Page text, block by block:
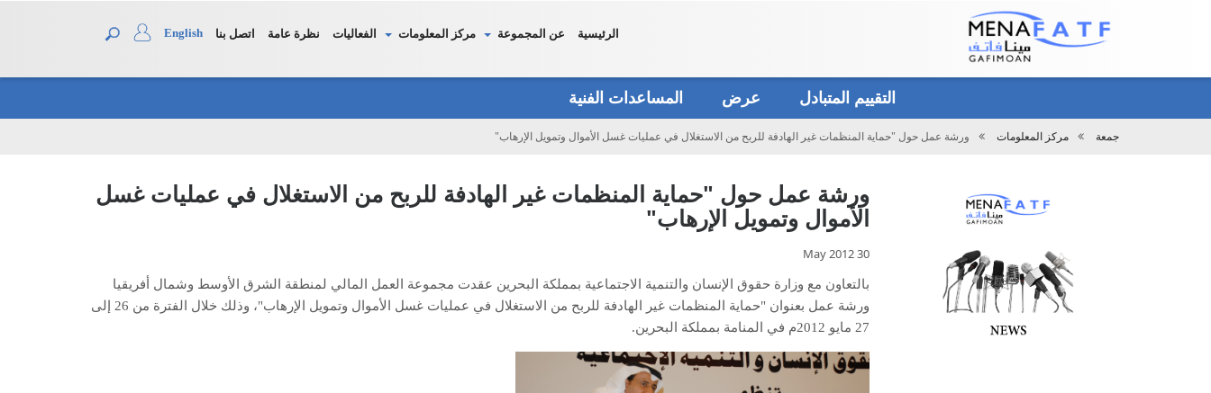
الرئيسية
عن المجموعة مركز المعلومات الفعاليات نظرة عامة اتصل بنا English
التقييم المتبادل عرض المساعدات الفنية
تحميل
جمعة مركز المعلومات ورشة عمل حول "حماية المنظمات غير الهادفة للربح من الاستغلال في عمليات غسل الأموال وتمويل الإرهاب"
ورشة عمل حول "حماية المنظمات غير الهادفة للربح من الاستغلال في عمليات غسل
الأموال وتمويل الإرهاب"
30 May 2012
بالتعاون مع وزارة حقوق الإنسان والتنمية الاجتماعية بمملكة البحرين عقدت مجموعة العمل المالي لمنطقة الشرق الأوسط وشمال أفريقيا
ورشة عمل بعنوان "حماية المنظمات غير الهادفة للربح من الاستغلال في عمليات غسل الأموال وتمويل الإرهاب"، وذلك خلال الفترة من 26 إلى
27 مايو 2012م في المنامة بمملكة البحرين.